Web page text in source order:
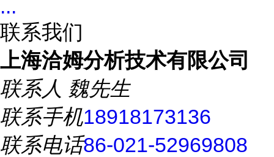
...
联系我们
上海洽姆分析技术有限公司
联系人 魏先生
联系手机18918173136
联系电话86-021-52969808